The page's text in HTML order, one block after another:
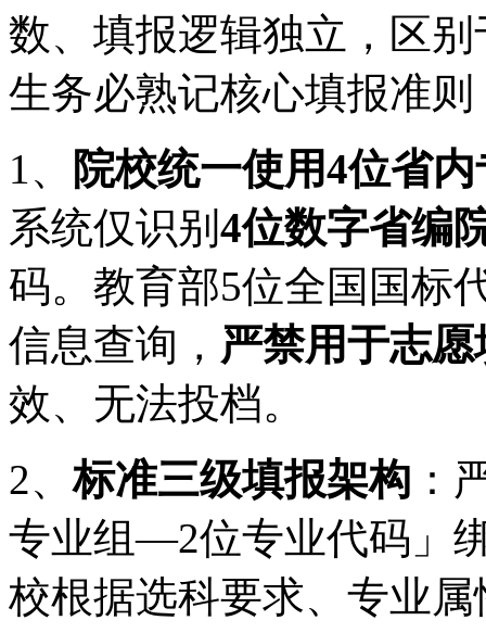
数、填报逻辑独立，区
生务必熟记核心填报准
1、
院校统一使用4位省
系统仅识别 4位数字省编
码。教育部5位全国国标
信息查询， 严禁用于志愿
效、无法投档。
2、标准三级填报架构 ：
专业组—2位专业代码」
校根据选科要求、专业